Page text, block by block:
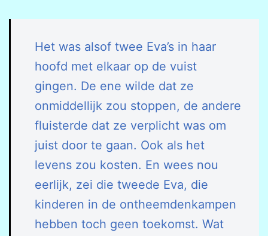
Het was alsof twee Eva’s in haar
hoofd met elkaar op de vuist
gingen. De ene wilde dat ze
onmiddellijk zou stoppen, de andere
fluisterde dat ze verplicht was om
juist door te gaan. Ook als het
levens zou kosten. En wees nou
eerlijk, zei die tweede Eva, die
kinderen in de ontheemdenkampen
hebben toch geen toekomst. Wat